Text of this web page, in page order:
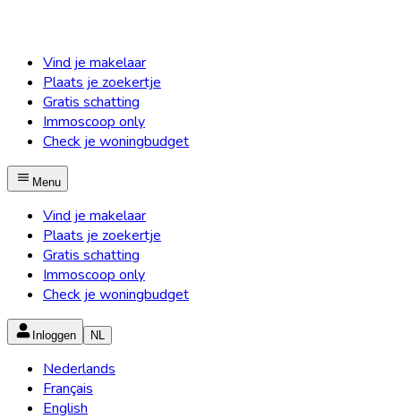
Vind je makelaar
Plaats je zoekertje
Gratis schatting
Immoscoop only
Check je woningbudget
Menu
Vind je makelaar
Plaats je zoekertje
Gratis schatting
Immoscoop only
Check je woningbudget
Inloggen NL
Nederlands
Français
English